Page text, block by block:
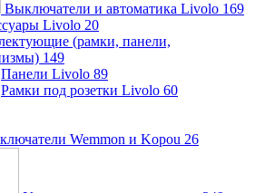
Выключатели и автоматика Livolo 169
Livolo 20
(рамки, панели,
149
Панели Livolo 89
Рамки под розетки Livolo 60
Wemmon и Kopou 26